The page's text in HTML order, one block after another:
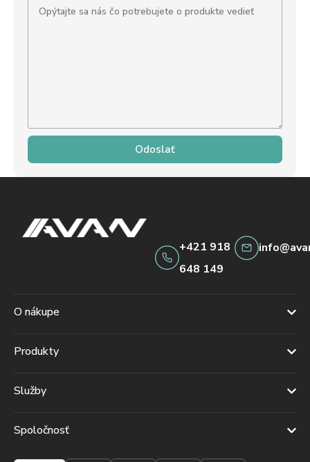
Odoslať
+421 918
648 149
O nákupe
Produkty
Služby
Spoločnosť